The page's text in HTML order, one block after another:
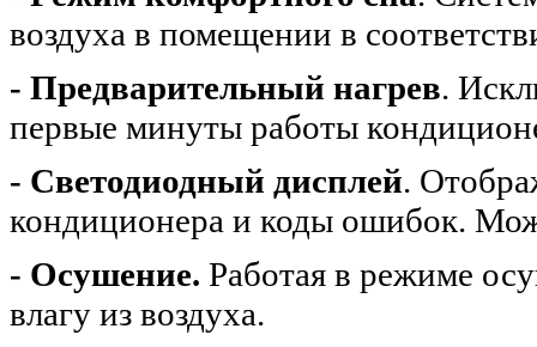
воздуха в помещении в
- Предварительный нагрев.
первые минуты работы
- Светодиодный дисплей.
кондиционера и коды ошибок.
- Осушение. Работая в режиме
влагу из воздуха.